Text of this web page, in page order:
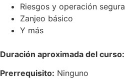
Riesgos y operación segura
Zanjeo básico
Y más
Duración aproximada del curso:
Prerrequisito: Ninguno